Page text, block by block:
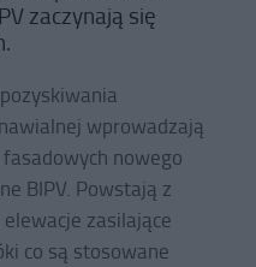
zaczynają się
wprowadzają
nowego
BIPV. Powstają z
zasilające
co są stosowane